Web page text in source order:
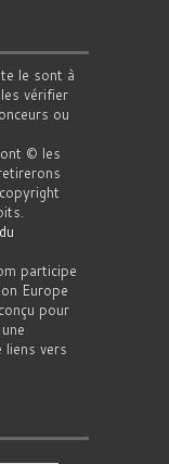
le sont à
vérifier
ou
© les
participe
Europe
pour
liens vers